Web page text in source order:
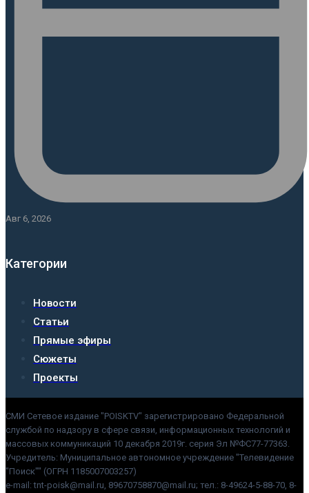
Авг 6, 2026
Категории
Новости
Статьи
Прямые эфиры
Сюжеты
Проекты
СМИ Сетевое издание "POISKTV" зарегистрировано Федеральной
службой по надзору в сфере связи, информационных технологий и
массовых коммуникаций 10 декабря 2019г. серия Эл №ФС77-77363.
Учредитель: Муниципальное автономное учреждение "Телевидение
"Поиск"" (ОГРН 1185007003257)
e-mail: tnt-poisk@mail.ru, 89670758870@mail.ru; тел.: 8-49624-5-88-70, 8-